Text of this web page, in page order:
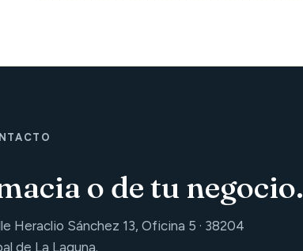
o de tu negocio.
Heraclio Sánchez 13, Oficina 5 · 38204
de La Laguna.